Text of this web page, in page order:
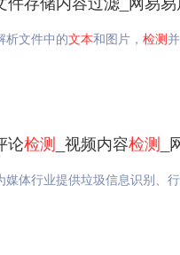
析文件中的文本和图片， 检测
论检测 _视频内容检测
体行业提供垃圾信息识别、